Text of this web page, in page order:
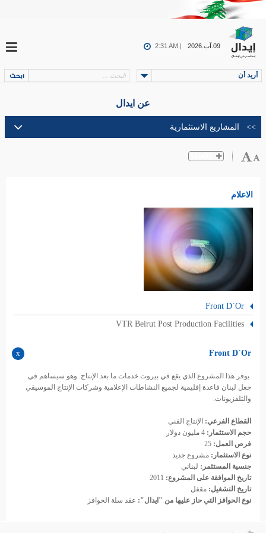
09.آب.2026 2:31 AM |
أريد أن
عن ايدال
الاعلام
Front D`Or
VTR Beirut Post Production Facilities
Front D`Or
يوفر هذا المشروع الذي يقع في بيروت خدمات ما بعد الإنتاج. وهو سيساهم في
جعل لبنان قاعدة إقليمية لجميع النشاطات الإعلامية وشركات الإنتاج الموسيقي
والتلفزيونات.
القطاع الفرعي: الإنتاج الفني
حجم الاستثمار: 4 مليون دولار
فرص العمل:
نوع الاستثمار: مشروع جديد
جنسية المستثمر: لبناني
تاريخ الموافقة على المشروع: 2011
تاريخ التشغيل: مقفل
نوع الحوافز التي حاز عليها من "ايدال": عقد سلة الحوافز